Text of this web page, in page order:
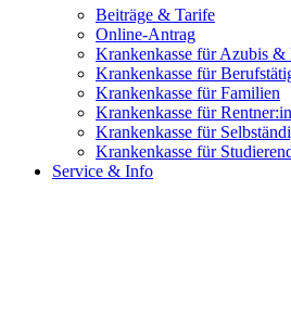
Beiträge & Tarife
Online-Antrag
Krankenkasse für Azubis &
Krankenkasse für
Krankenkasse für Familien
Krankenkasse für
Krankenkasse für
Krankenkasse für
Service & Info